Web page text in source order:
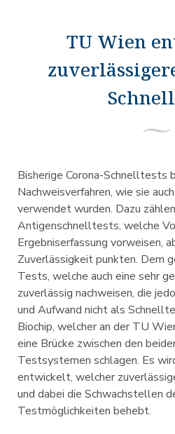
TU Wien
Bisherige Corona-Schnelltests
Nachweisverfahren, wie sie
verwendet wurden. Dazu
Antigenschnelltests, welche
Ergebniserfassung vorweisen,
Zuverlässigkeit punkten. Dem
Tests, welche auch eine sehr
zuverlässig nachweisen, die
und Aufwand nicht als
Biochip, welcher an der TU
eine Brücke zwischen den
Testsystemen schlagen. Es
entwickelt, welcher
und dabei die Schwachstellen
Testmöglichkeiten behebt.